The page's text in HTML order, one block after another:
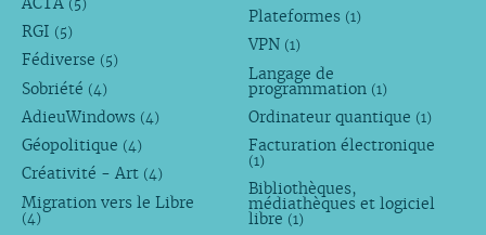
(5)
RGI (5)
Fédiverse (5)
Sobriété (4)
AdieuWindows (4)
Géopolitique (4)
Créativité - Art (4)
Migration vers le Libre
(4)
Plateformes (1)
VPN (1)
Langage de
programmation (1)
Ordinateur quantique (1)
Facturation électronique
(1)
Bibliothèques,
médiathèques et logiciel
libre (1)